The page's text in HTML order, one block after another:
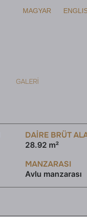
MAGYAR
GALERI
DAİRE BRÜT
28.92 m²
MANZARASI
Avlu manzarası